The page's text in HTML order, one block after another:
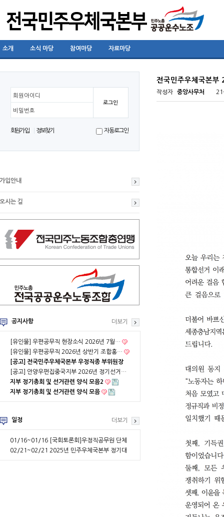
소개 소식 마당 참여마당 자료마당
회원아이디
비밀번호
회원가입 정보찾기 자동로그인
가입안내
오시는 길
공지사항
[유인물] 우편공무직 현장소식 2026년 7월…
[유인물] 우편공무직 2026년 상반기 조합홍…
[공고] 전국민주우체국본부 우정직종 부위원장
…[공고] 안양우편집중국지부 2026년 정기선거…
지부 정기총회 및 선거관련 양식 모음2
지부 정기총회 및 선거관련 양식 모음
더보기
일정
01/16~01/16 [국회토론회]우정직공무원 단체
협약 부분적용의 …
02/21~02/21 2025년 민주우체국본부 정기대
더보기
전국민주우체국본부
작성자 중앙사무처